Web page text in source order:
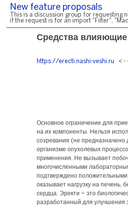
New feature proposals
This is a discussion group for requesting
if the request is for an import "Filter",
Средства
https://erecti.nashi-veshi.ru < -
Основное ограничение для
на их компоненты. Нельзя
созревания (не предназначено
организме опухолевых
применения. Не вызывает
многочисленными
подтверждено
оказывает нагрузку на печень,
сердца. Эректи – это
разработанный для улучшения